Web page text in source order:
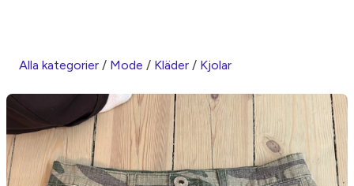
Alla kategorier / Mode / Kläder / Kjolar